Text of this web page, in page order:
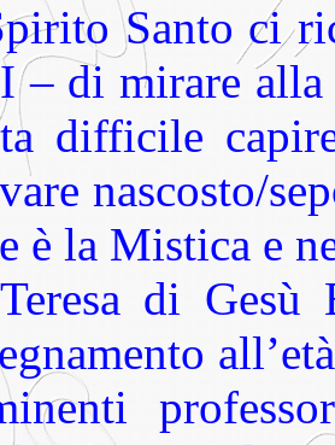
Santo ci
– di mirare
difficile capire
nascosto/
è la Mistica e
di Gesù